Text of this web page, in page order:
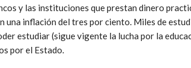
y las instituciones que prestan dinero
una inflación del tres por ciento. Miles de
estudiar (sigue vigente la lucha por la
por el Estado.